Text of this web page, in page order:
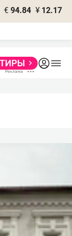
€ 94.84 ¥ 12.17